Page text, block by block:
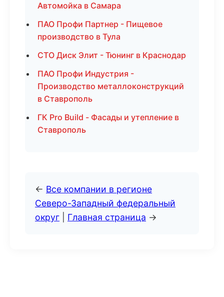
Автомойка в Самара
ПАО Профи Партнер - Пищевое
производство в Тула
СТО Диск Элит - Тюнинг в Краснодар
ПАО Профи Индустрия -
Производство металлоконструкций
в Ставрополь
ГК Pro Build - Фасады и утепление в
Ставрополь
← Все компании в регионе
Северо-Западный федеральный
округ
Главная страница →